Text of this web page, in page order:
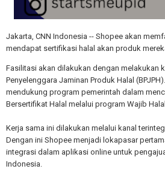
Jakarta, CNN Indonesia -- Shopee akan
mendapat sertifikasi halal akan produk
Fasilitasi akan dilakukan dengan melakukan
Penyelenggara Jaminan Produk Halal
mendukung program pemerintah dalam
Bersertifikat Halal melalui program Wajib
Kerja sama ini dilakukan melalui kanal
Dengan ini Shopee menjadi lokapasar
integrasi dalam aplikasi online untuk
Indonesia.